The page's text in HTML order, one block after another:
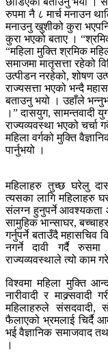
रुपमा नै ८ मार्च मनाउन
मनाउनु खुशीको कुरा
कुरा भएको बताए ।
“महिला मुक्ति श्रमिक
समाजमा मातृसत्ता रहेको
उत्पीडन नरहेको, शोषण
राज्यसत्ता भएको भन्दै
बताउनु भयो । उहाँले
।” दासयुग, सामन्तवादी
राज्यव्यवस्था भएको चर्चा
महिला वर्गको मुक्ति
पार्नुभयो ।
महिलाहरु तुच्छ घरेलु
त्यसका लागि महिलाहरु
संलग्न हुनुपर्ने आवश्यकता
सामुहिक भान्साघर,
गर्नुपर्ने बताउँदै महासचिव
नगर्ने दावी गर्दै
राज्यव्यवस्थाले त्यो काम
विश्वमा महिला मुक्ति
नारीवादी र माक्र्सवादी
महिलाहरुले संसदवादी,
फैलाएको भ्रमलाई चिर्दै
भई वैज्ञानिक समाजवाद
।